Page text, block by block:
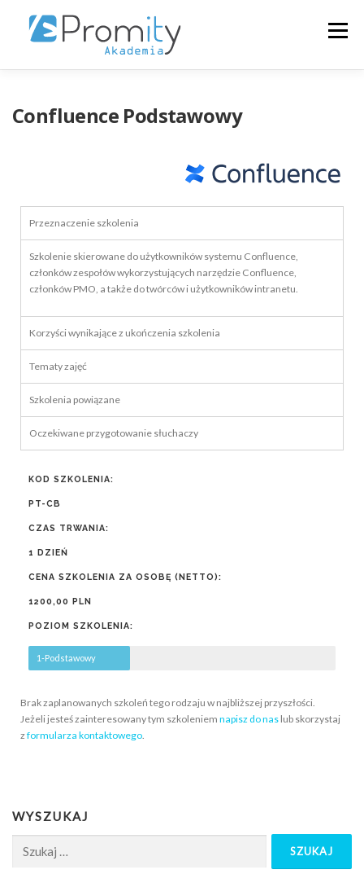
Menu
POLSKI
Confluence Podstawowy
Przeznaczenie szkolenia
Szkolenie skierowane do użytkowników systemu Confluence,
członków zespołów wykorzystujących narzędzie Confluence,
członków PMO, a także do twórców i użytkowników intranetu.
Korzyści wynikające z ukończenia szkolenia
Tematy zajęć
Szkolenia powiązane
Oczekiwane przygotowanie słuchaczy
KOD SZKOLENIA:
PT-CB
CZAS TRWANIA:
1 DZIEŃ
CENA SZKOLENIA ZA OSOBĘ (NETTO):
1200,00 PLN
POZIOM SZKOLENIA:
1-Podstawowy
Brak zaplanowanych szkoleń tego rodzaju w najbliższej przyszłości.
Jeżeli jesteś zainteresowany tym szkoleniem napisz do nas lub skorzystaj
z formularza kontaktowego
WYSZUKAJ